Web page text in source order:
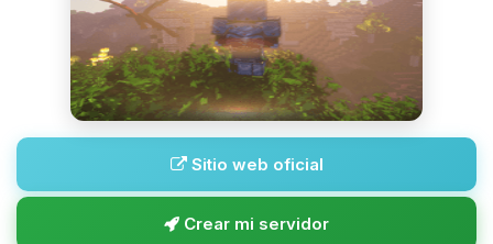
Sitio web oficial
Crear mi servidor